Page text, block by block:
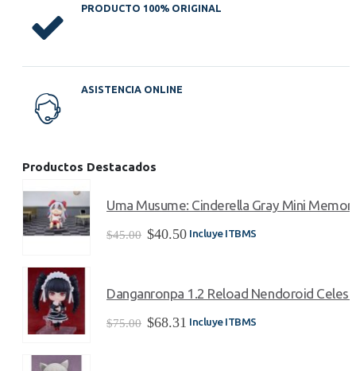
PRODUCTO 100% ORIGINAL
ASISTENCIA ONLINE
Productos Destacados
Uma Musume: Cinderella Gray Mini
$45.00 El
$45.00.
$40.50El
$40.50.
Incluye ITBMS
Danganronpa 1.2 Reload Nendoroid
$75.00 El
$68.31 El
Incluye ITBMS